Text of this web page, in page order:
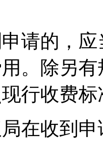
请的，
。除另
行收费
在收到